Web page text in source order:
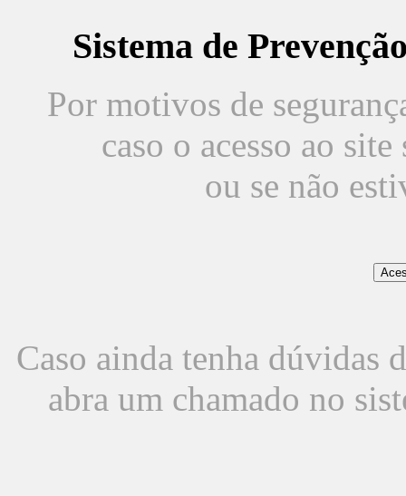
Sistema de
Por motivos de
caso o acesso ao
ou se não
Caso ainda tenha dúvidas
abra um chamado no